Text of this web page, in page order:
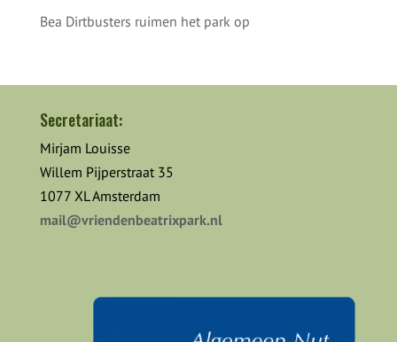
Bea Dirtbusters ruimen het park op
Secretariaat:
Mirjam Louisse
Willem Pijperstraat 35
1077 XL Amsterdam
mail@vriendenbeatrixpark.nl